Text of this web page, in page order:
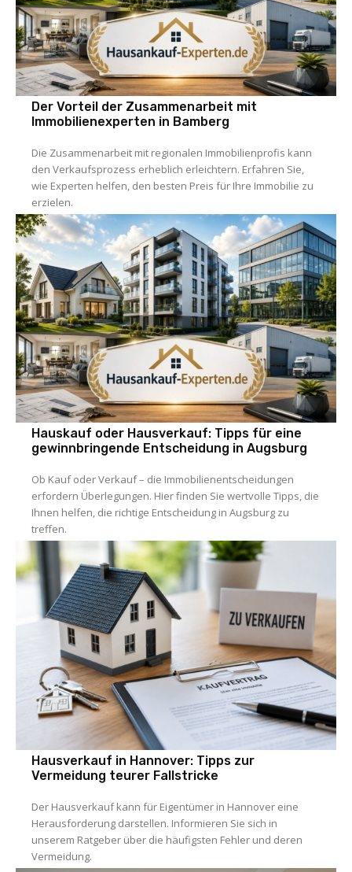
Der Vorteil der Zusammenarbeit mit
Immobilienexperten in Bamberg
Die Zusammenarbeit mit regionalen Immobilienprofis kann
den Verkaufsprozess erheblich erleichtern. Erfahren Sie,
wie Experten helfen, den besten Preis für Ihre Immobilie zu
erzielen.
Hauskauf oder Hausverkauf: Tipps für eine
gewinnbringende Entscheidung in Augsburg
Ob Kauf oder Verkauf – die Immobilienentscheidungen
erfordern Überlegungen. Hier finden Sie wertvolle Tipps, die
Ihnen helfen, die richtige Entscheidung in Augsburg zu
treffen.
Hausverkauf in Hannover: Tipps zur
Vermeidung teurer Fallstricke
Der Hausverkauf kann für Eigentümer in Hannover eine
Herausforderung darstellen. Informieren Sie sich in
unserem Ratgeber über die häufigsten Fehler und deren
Vermeidung.